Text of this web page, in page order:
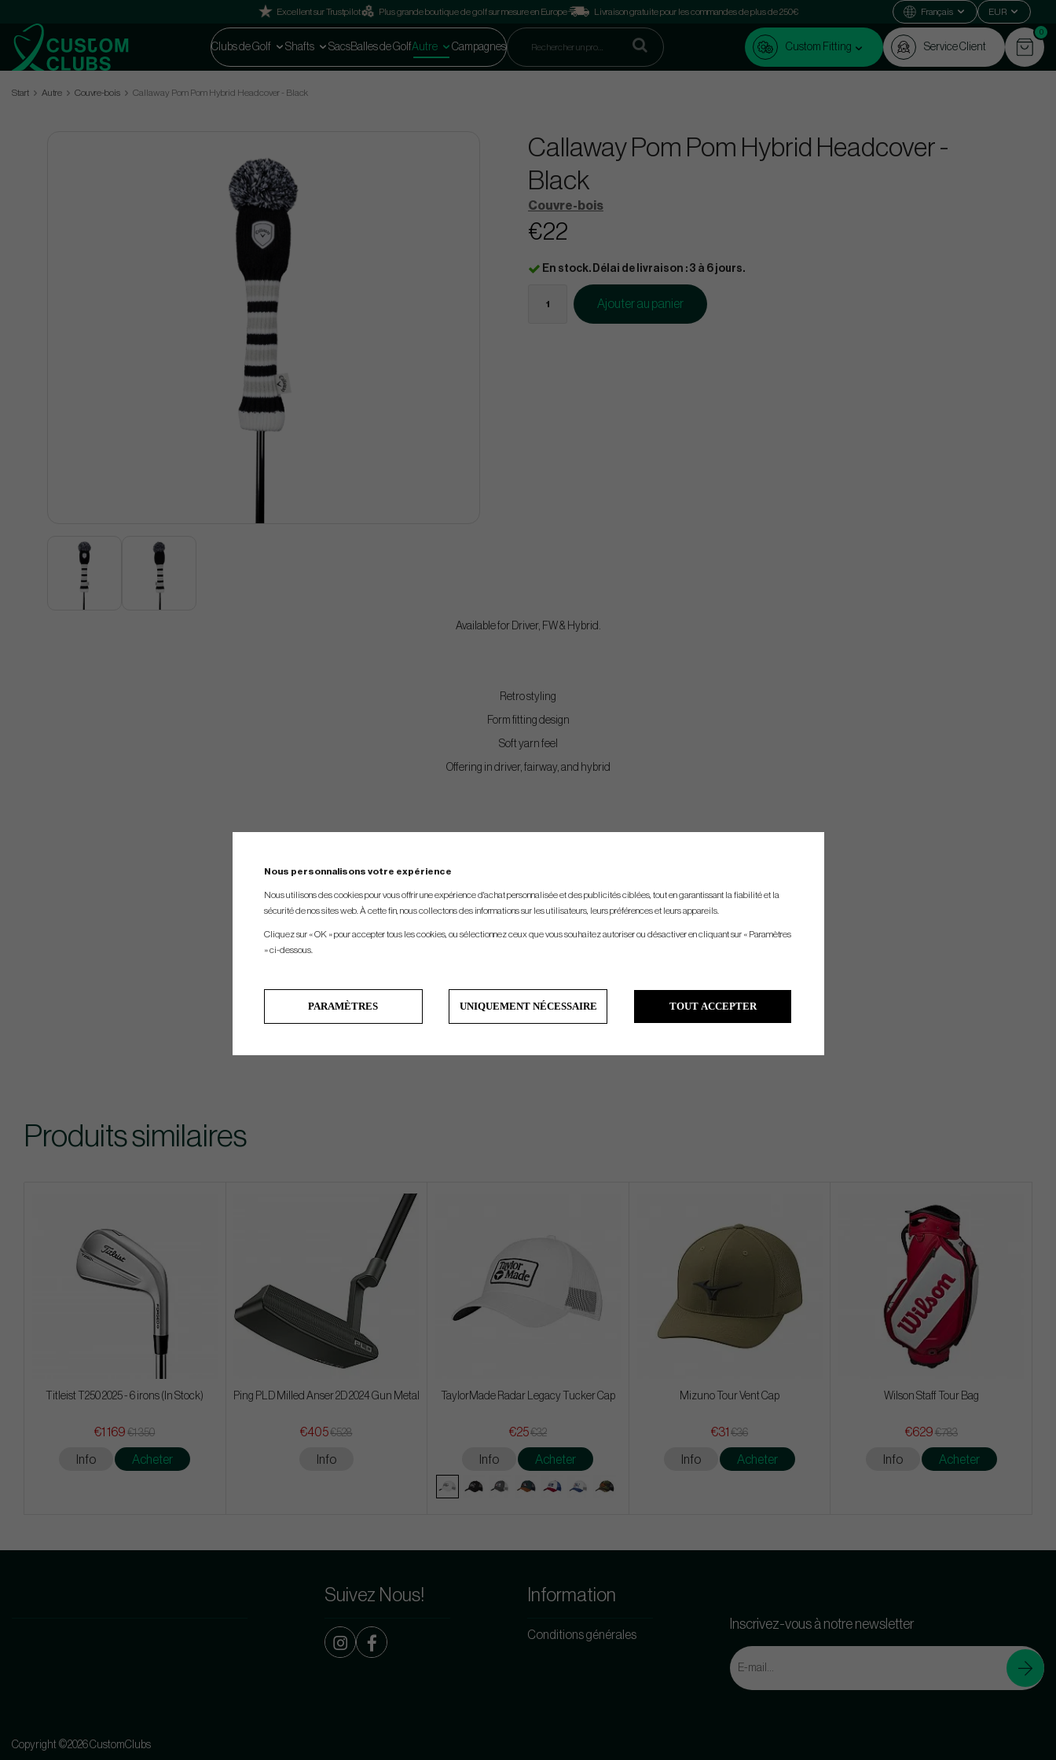
Excellent sur Trustpilot Plus grande boutique de golf sur mesure en Europe Livraison gratuite pour les commandes de plus de 250€ Français EUR
Clubs de Golf Shafts SacsBalles de GolfAutre Campagnes Custom Fitting Service Client
0
Start Autre Couvre-bois Callaway Pom Pom Hybrid Headcover - Black
Callaway Pom Pom Hybrid Headcover -
Black
Couvre-bois
€22
En stock. Délai de livraison : 3 à 6 jours.
Ajouter au panier
Available for Driver, FW & Hybrid.
Retro styling
Form fitting design
Soft yarn feel
Offering in driver, fairway, and hybrid
Produits similaires
Titleist T250 2025 - 6 irons (In Stock)
€1 169 €1 350
Info Acheter
Ping PLD Milled Anser 2D 2024 Gun Metal
€405€528
Info
TaylorMade Radar Legacy Tucker Cap
€25€32
Info Acheter
Mizuno Tour Vent Cap
€31 €36
Info Acheter
Wilson Staff Tour Bag
€629 €783
Info Acheter
Suivez Nous! Information
Conditions générales
Inscrivez-vous à notre newsletter
Copyright ©2026 CustomClubs
Nous personnalisons votre expérience
Nous utilisons des cookies pour vous offrir une expérience d'achat personnalisée et des publicités ciblées, tout en garantissant la fiabilité et la
sécurité de nos sites web. À cette fin, nous collectons des informations sur les utilisateurs, leurs préférences et leurs appareils.
Cliquez sur « OK » pour accepter tous les cookies, ou sélectionnez ceux que vous souhaitez autoriser ou désactiver en cliquant sur « Paramètres
» ci-dessous.
PARAMÈTRES UNIQUEMENT NÉCESSAIRE TOUT ACCEPTER